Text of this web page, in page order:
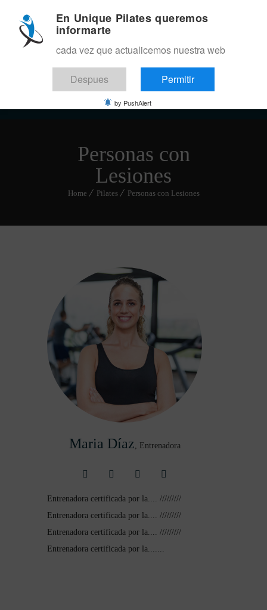
Personas con
Lesiones
Home Pilates Personas con Lesiones
Maria Díaz, Entrenadora
Entrenadora certificada por la.... /////////
Entrenadora certificada por la.... /////////
Entrenadora certificada por la.... /////////
Entrenadora certificada por la.......
En Unique Pilates queremos
informarte
cada vez que actualicemos nuestra web
Despues Permitir
by PushAlert